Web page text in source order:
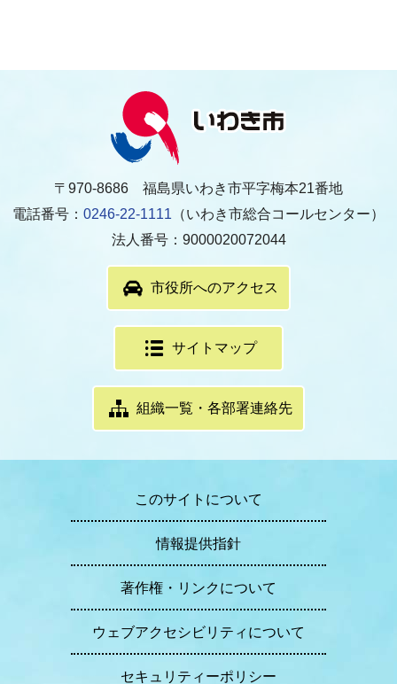
〒970-8686 福島県いわき市平字梅本21番地
電話番号： 0246-22-1111 （いわき市総合コールセンター）
法人番号：9000020072044
市役所へのアクセス
サイトマップ
組織一覧・各部署連絡先
このサイトについて
情報提供指針
著作権・リンクについて
ウェブアクセシビリティについて
セキュリティーポリシー